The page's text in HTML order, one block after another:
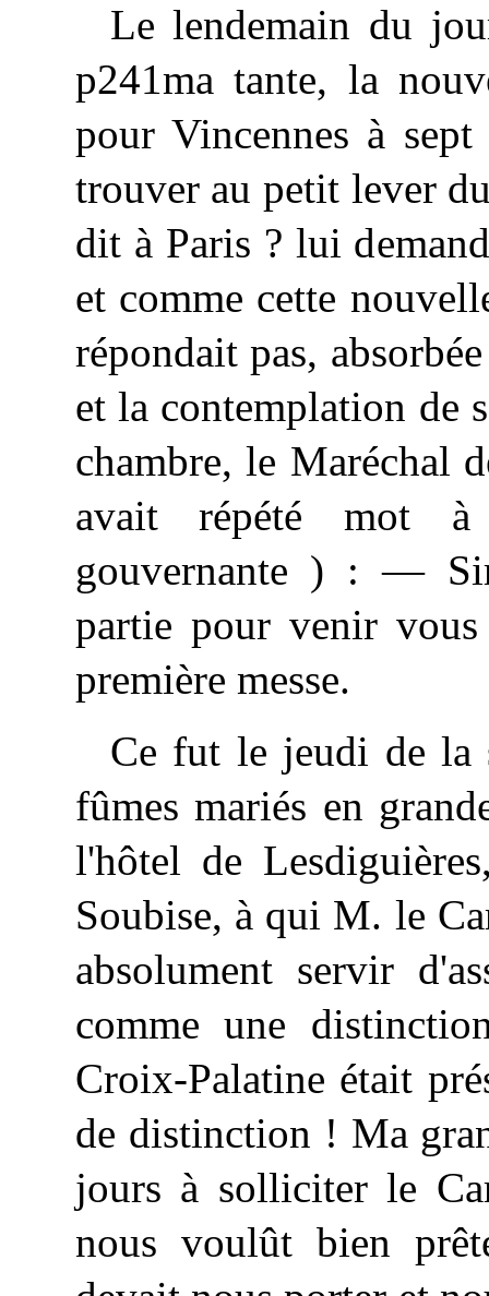
Le lendemain du
p241ma tante, la
pour Vincennes à
trouver au petit lever
dit à Paris ? lui
et comme cette
répondait pas,
et la contemplation de
chambre, le Maréchal
avait répété mot
gouvernante ) : —
partie pour venir
première messe.
Ce fut le jeudi de la
fûmes mariés en
l'hôtel de
Soubise, à qui M. le
absolument servir
comme une
Croix-Palatine était
de distinction ! Ma
jours à solliciter le
nous voulût bien